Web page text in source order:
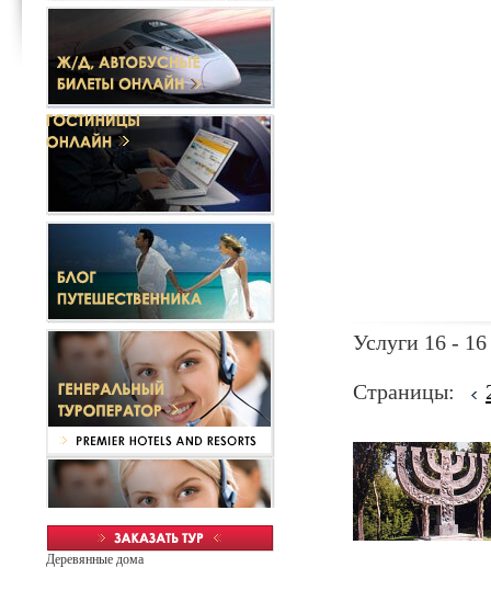
Деревянные дома
Услуги 16 - 16
Страницы: